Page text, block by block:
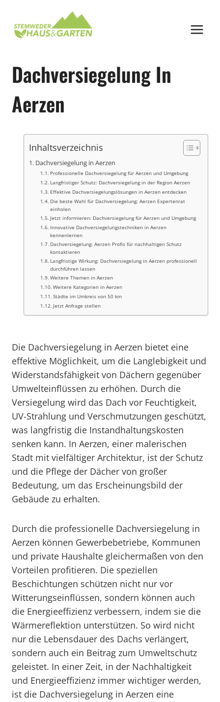
springen
Dachversiegelung In
Aerzen
Inhaltsverzeichnis
Dachversiegelung in Aerzen
Professionelle Dachversiegelung für Aerzen und Umgebung
Langfristiger Schutz: Dachversiegelung in der Region Aerzen
Effektive Dachversiegelungslösungen in Aerzen entdecken
Die beste Wahl für Dachversiegelung: Aerzen Expertenrat
einholen
Jetzt informieren: Dachversiegelung für Aerzen und Umgebung
Innovative Dachversiegelungstechniken in Aerzen
kennenlernen
Dachversiegelung: Aerzen Profis für nachhaltigen Schutz
kontaktieren
Langfristige Wirkung: Dachversiegelung in Aerzen professionell
durchführen lassen
Weitere Themen in Aerzen
Weitere Kategorien in Aerzen
Städte im Umkreis von 50 km
Jetzt Anfrage stellen
Die Dachversiegelung in Aerzen bietet eine
effektive Möglichkeit, um die Langlebigkeit und
Widerstandsfähigkeit von Dächern gegenüber
Umwelteinflüssen zu erhöhen. Durch die
Versiegelung wird das Dach vor Feuchtigkeit,
UV-Strahlung und Verschmutzungen geschützt,
was langfristig die Instandhaltungskosten
senken kann. In Aerzen, einer malerischen
Stadt mit vielfältiger Architektur, ist der Schutz
und die Pflege der Dächer von großer
Bedeutung, um das Erscheinungsbild der
Gebäude zu erhalten.
Durch die professionelle Dachversiegelung in
Aerzen können Gewerbebetriebe, Kommunen
und private Haushalte gleichermaßen von den
Vorteilen profitieren. Die speziellen
Beschichtungen schützen nicht nur vor
Witterungseinflüssen, sondern können auch
die Energieeffizienz verbessern, indem sie die
Wärmereflektion unterstützen. So wird nicht
nur die Lebensdauer des Dachs verlängert,
sondern auch ein Beitrag zum Umweltschutz
geleistet. In einer Zeit, in der Nachhaltigkeit
und Energieeffizienz immer wichtiger werden,
ist die Dachversiegelung in Aerzen eine